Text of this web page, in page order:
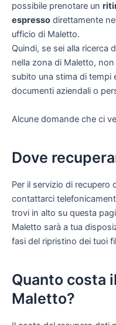
possibile prenotare un
espresso direttamente
ufficio di Maletto.
Quindi, se sei alla ricerca
nella zona di Maletto,
subito una stima di tempi
documenti aziendali o
Alcune domande che ci
Dove
Per il servizio di recupero
contattarci
trovi in alto su questa
Maletto sarà a tua
fasi del ripristino dei tuoi
Quanto costa
Maletto?